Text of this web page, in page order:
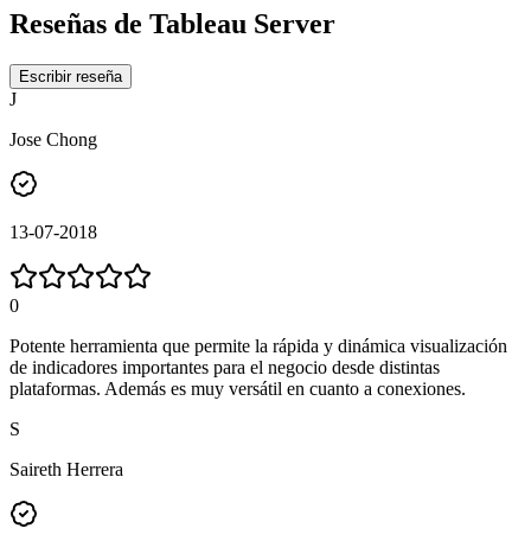
Reseñas de Tableau Server
Escribir reseña
J
Jose Chong
13-07-2018
0
Potente herramienta que permite la rápida y dinámica visualización
de indicadores importantes para el negocio desde distintas
plataformas. Además es muy versátil en cuanto a conexiones.
S
Saireth Herrera